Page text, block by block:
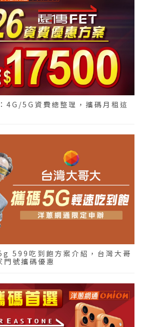
4G/5G資費總整理，攜碼月租這
599吃到飽方案介紹，台灣大哥
號攜碼優惠